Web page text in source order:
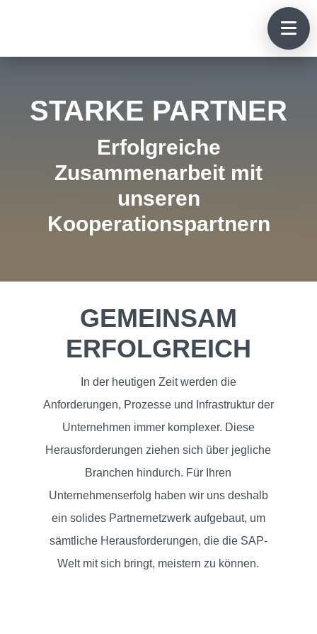
HOME
SAP
TRANSFORMATION
SAP
STARKE PARTNER
Erfolgreiche
Zusammenarbeit mit
unseren
Kooperationspartnern
GEMEINSAM
ERFOLGREICH
In der heutigen Zeit werden die
Anforderungen, Prozesse und Infrastruktur der
Unternehmen immer komplexer. Diese
Herausforderungen ziehen sich über jegliche
Branchen hindurch. Für Ihren
Unternehmenserfolg haben wir uns deshalb
ein solides Partnernetzwerk aufgebaut, um
sämtliche Herausforderungen, die die SAP-
Welt mit sich bringt, meistern zu können.